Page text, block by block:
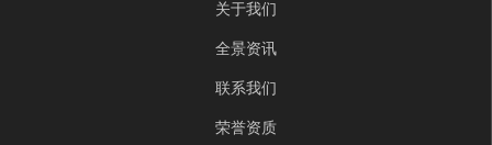
关于我们
全景资讯
联系我们
荣誉资质